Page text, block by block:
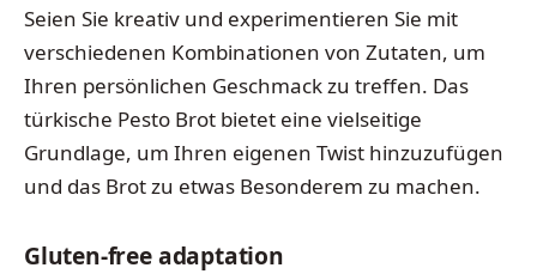
Seien Sie kreativ und experimentieren Sie mit
verschiedenen Kombinationen von Zutaten, um
Ihren persönlichen Geschmack zu treffen. Das
türkische Pesto Brot bietet eine vielseitige
Grundlage, um Ihren eigenen Twist hinzuzufügen
und das Brot zu etwas Besonderem zu machen.
Gluten-free adaptation